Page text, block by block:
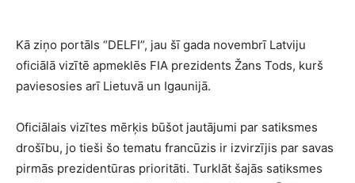
Kā ziņo portāls “DELFI”, jau šī gada novembrī Latviju
oficiālā vizītē apmeklēs FIA prezidents Žans Tods, kurš
paviesosies arī Lietuvā un Igaunijā.
Oficiālais vizītes mērķis būšot jautājumi par satiksmes
drošību, jo tieši šo tematu francūzis ir izvirzījis par savas
pirmās prezidentūras prioritāti. Turklāt šajās satiksmes